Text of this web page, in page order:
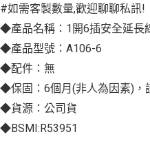
#如需客製數量,歡迎聊聊私訊!
◆產品名稱：1開6插安全延長
◆產品型號：A106-6
◆配件：無
◆保固：6個月(非人為因素)，
◆貨源：公司貨
◆BSMI:R53951